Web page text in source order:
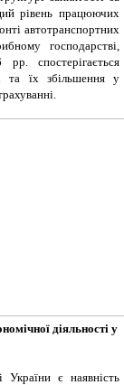
рівень працюючих
автотранспортних
господарстві,
спостерігається
та їх збільшення у
діяльності у
є наявність